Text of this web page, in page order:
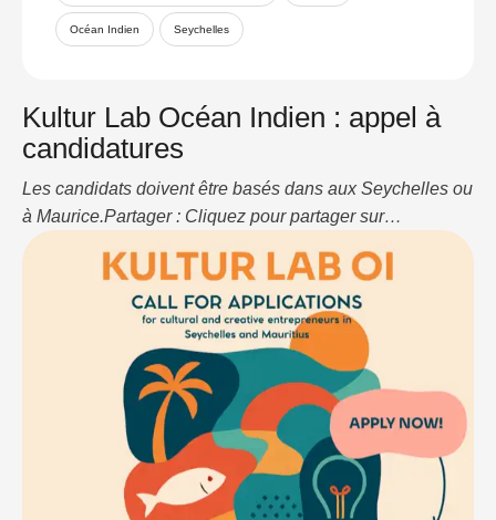
Océan Indien Seychelles
Kultur Lab Océan Indien : appel à
candidatures
Les candidats doivent être basés dans aux Seychelles ou
à Maurice.Partager : Cliquez pour partager sur
WhatsApp(ouvre dans une nouvelle fenêtre) WhatsApp
Cliquez pour partager sur LinkedIn(ouvre dans une
nouvelle fenêtre) LinkedIn J’aime ça :J’aime